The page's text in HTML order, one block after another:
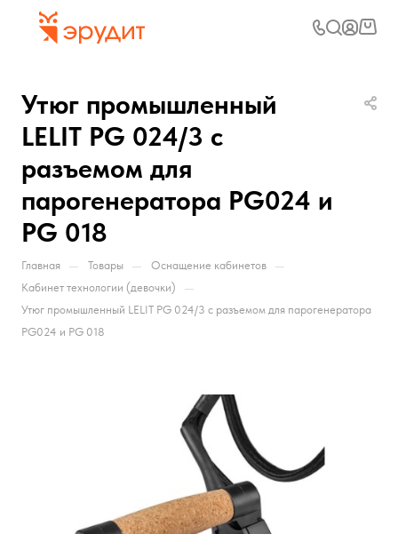
Утюг промышленный
LELIT PG 024/3 с
разъемом для
парогенератора PG024 и
PG 018
Главная — Товары — Оснащение кабинетов —
Кабинет технологии (девочки) —
Утюг промышленный LELIT PG 024/3 с разъемом для парогенератора
PG024 и PG 018